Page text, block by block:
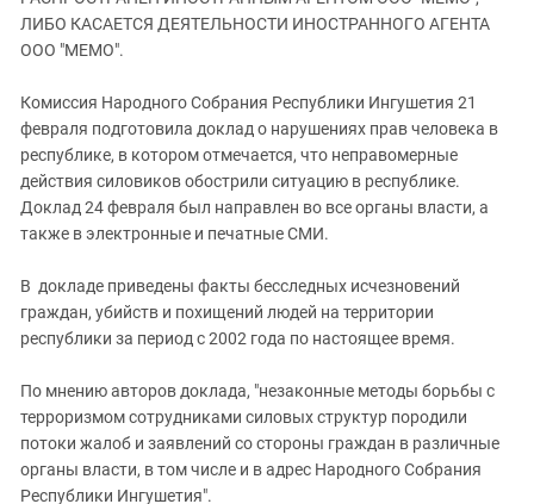
ЗАСТАВЛЯЕТ
ПРЕСЛЕДОВАНИЕ АКТИВИСТОВ
МОБИЛИЗАЦИЯ И ПРОТЕСТЫ
Дагестан
Ингушетия
Кабардино-Балкария
Калмыкия
Карачаево-Черкесия
Краснодарский край
Нагорный Карабах
Российская Федерация
Ростовская область
Северная Осетия - Алания
СКФО
Ставропольский край
Чечня
Южная Осетия
ЛИБО КАСАЕТСЯ ДЕЯТЕЛЬНОСТИ ИНОСТРАННОГО АГЕНТА
ООО "МЕМО".
Комиссия Народного Собрания Республики Ингушетия 21
февраля подготовила доклад о нарушениях прав человека в
республике, в котором отмечается, что неправомерные
действия силовиков обострили ситуацию в республике.
Доклад 24 февраля был направлен во все органы власти, а
также в электронные и печатные СМИ.
В докладе приведены факты бесследных исчезновений
граждан, убийств и похищений людей на территории
республики за период с 2002 года по настоящее время.
По мнению авторов доклада, "незаконные методы борьбы с
терроризмом сотрудниками силовых структур породили
потоки жалоб и заявлений со стороны граждан в различные
органы власти, в том числе и в адрес Народного Собрания
Республики Ингушетия".